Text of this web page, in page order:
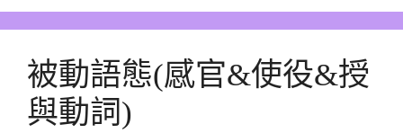
被動語態(感官&使役&授
與動詞)